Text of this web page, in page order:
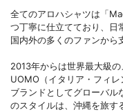
全てのアロハシャツは「
つ丁寧に仕立てており、日
国内外の多くのファンから
2013年からは世界最大級
UOMO（イタリア・フィ
ブランドとしてグローバル
のスタイルは、沖縄を旅す